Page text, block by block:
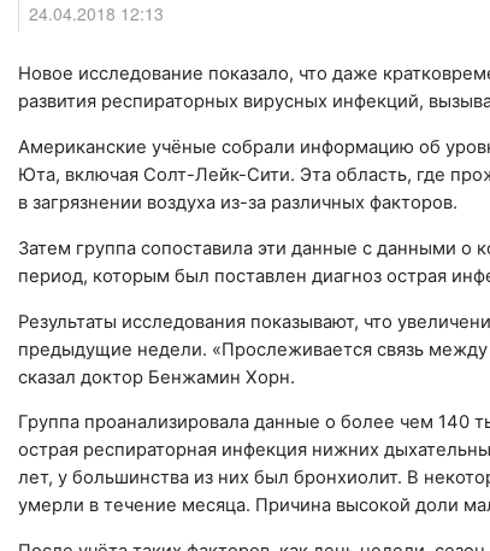
24.04.2018 12:13
Новое исследование показало, что даже
развития респираторных вирусных инфекций,
Американские учёные собрали информацию об
Юта, включая Солт-Лейк-Сити. Эта область, где
в загрязнении воздуха из-за различных факторов.
Затем группа сопоставила эти данные с данными о
период, которым был поставлен диагноз острая
Результаты исследования показывают, что
предыдущие недели. «Прослеживается связь
сказал доктор Бенжамин Хорн.
Группа проанализировала данные о более чем 140
острая респираторная инфекция нижних
лет, у большинства из них был бронхиолит. В
умерли в течение месяца. Причина высокой доли